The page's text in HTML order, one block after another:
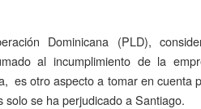
Dominicana (PLD),
al incumplimiento de la
es otro aspecto a tomar en cuenta
se ha perjudicado a Santiago.